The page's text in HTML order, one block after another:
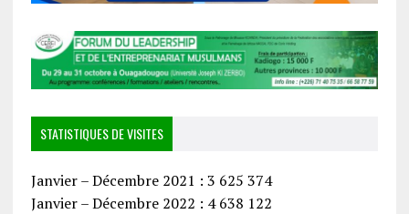
STATISTIQUES DE VISITES
Janvier – Décembre 2021 : 3 625 374
Janvier – Décembre 2022 : 4 638 122